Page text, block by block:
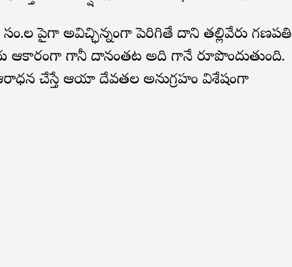
సం.ల పైగా అవిచ్ఛిన్నంగా పెరిగితే దాని తల్లివేరు గణపతి
గానీ దానంతట అది గానే రూపొందుతుంది.
చేస్తే ఆయా దేవతల అనుగ్రహం విశేషంగా